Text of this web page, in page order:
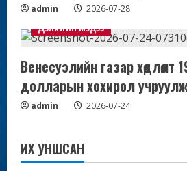
admin
2026-07-28
Дэлхийн мэдээ
Венесуэлийн газар хөдлөлт
долларын хохирол
admin 2026-07-24
ИХ УНШСАН